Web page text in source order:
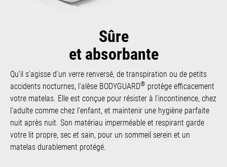
Sûre
et absorbante
Qu’il s’agisse d’un verre renversé, de transpiration ou de petits
accidents nocturnes, l’alèse BODYGUARD® protège efficacement
votre matelas. Elle est conçue pour résister à l’incontinence, chez
l’adulte comme chez l’enfant, et maintenir une hygiène parfaite
nuit après nuit. Son matériau imperméable et respirant garde
votre lit propre, sec et sain, pour un sommeil serein et un
matelas durablement protégé.